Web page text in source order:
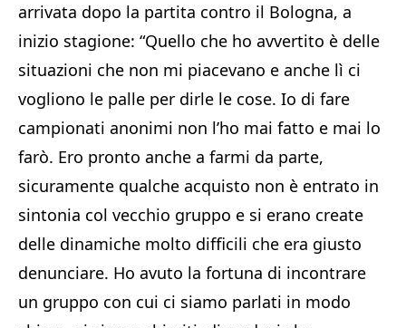
arrivata dopo la partita contro il Bologna, a
inizio stagione: “Quello che ho avvertito è delle
situazioni che non mi piacevano e anche lì ci
vogliono le palle per dirle le cose. Io di fare
campionati anonimi non l’ho mai fatto e mai lo
farò. Ero pronto anche a farmi da parte,
sicuramente qualche acquisto non è entrato in
sintonia col vecchio gruppo e si erano create
delle dinamiche molto difficili che era giusto
denunciare. Ho avuto la fortuna di incontrare
un gruppo con cui ci siamo parlati in modo